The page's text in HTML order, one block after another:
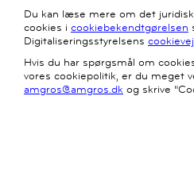
Du kan læse mere om det
cookies i cookiebekendtgørelsen
Digitaliseringsstyrelsens
Hvis du har spørgsmål om
vores cookiepolitik, er du meget
amgros@amgros.dk og skrive